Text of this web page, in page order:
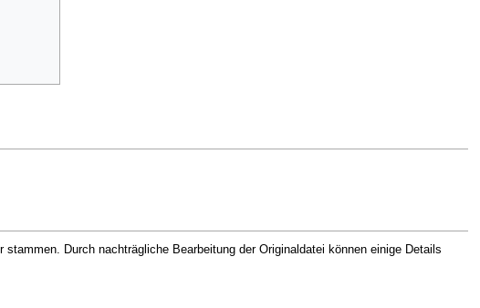
Durch nachträgliche Bearbeitung der Originaldatei können einige Details